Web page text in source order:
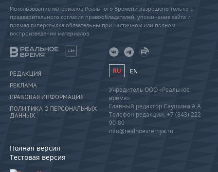
Использование материалов Реального Времени разрешено только с
предварительного согласия правообладателей, упоминание сайта и
прямая гиперссылка обязательны при частичном или полном
воспроизведении материалов.
18+
РЕДАКЦИЯ
РЕКЛАМА
ПРАВОВАЯ ИНФОРМАЦИЯ
ПОЛИТИКА О ПЕРСОНАЛЬНЫХ
ДАННЫХ
Полная версия
Тестовая версия
RU EN
Учредитель ООО «Реальное
время»
Главный редактор Саушина А.А.
Телефон редакции: +7 (843) 222-
90-80
info@realnoevremya.ru